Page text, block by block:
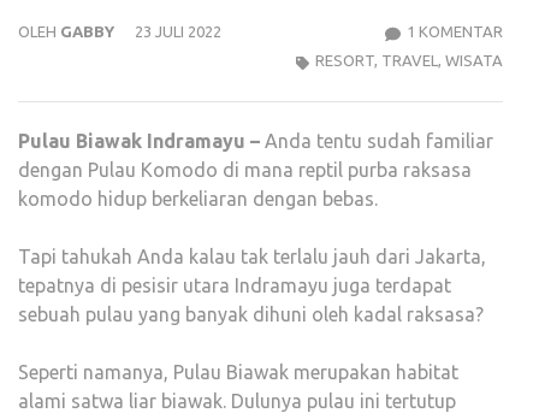
OLEH GABBY 23 JULI 2022 1 KOMENTAR
RESORT TRAVEL WISATA
Pulau Biawak Indramayu – Anda tentu sudah familiar
dengan Pulau Komodo di mana reptil purba raksasa
komodo hidup berkeliaran dengan bebas.
Tapi tahukah Anda kalau tak terlalu jauh dari Jakarta,
tepatnya di pesisir utara Indramayu juga terdapat
sebuah pulau yang banyak dihuni oleh kadal raksasa?
Seperti namanya, Pulau Biawak merupakan habitat
alami satwa liar biawak. Dulunya pulau ini tertutup